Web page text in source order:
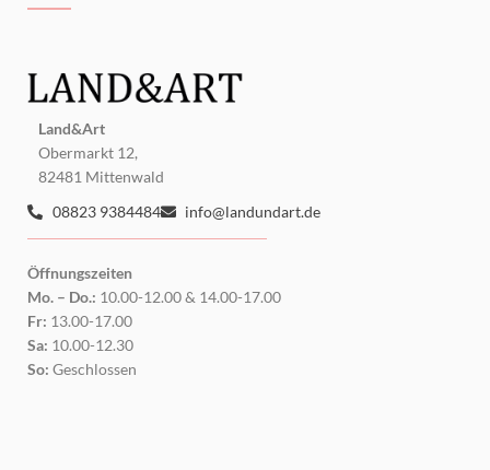
Land&Art
Obermarkt 12,
82481 Mittenwald
08823 9384484
info@landundart.de
Öffnungszeiten
Mo. – Do.: 10.00-12.00 & 14.00-17.00
Fr: 13.00-17.00
Sa: 10.00-12.30
So: Geschlossen